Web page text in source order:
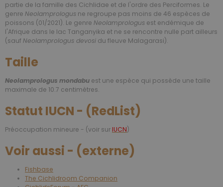
partie de la famille des Cichlidae et de l'ordre des Perciformes. Le
genre Neolamprologus ne regroupe pas moins de 46 espèces de
poissons (01/2021). Le genre Neolamprologus est endémique de
l'Afrique dans le lac Tanganyika et ne se rencontre nulle part ailleurs
(sauf Neolamprologus devosi du fleuve Malagarasi).
Taille
Neolamprologus mondabu est une espèce qui possède une taille
maximale de 10.7 centimètres.
Statut IUCN - (RedList)
Préoccupation mineure - (voir sur IUCN)
Voir aussi - (externe)
Fishbase
The Cichlidroom Companion